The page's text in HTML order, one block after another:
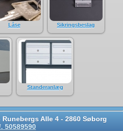
Låse Sikringsbeslag
Standeranlæg
Alle 4 - 2860 Søborg
50589590